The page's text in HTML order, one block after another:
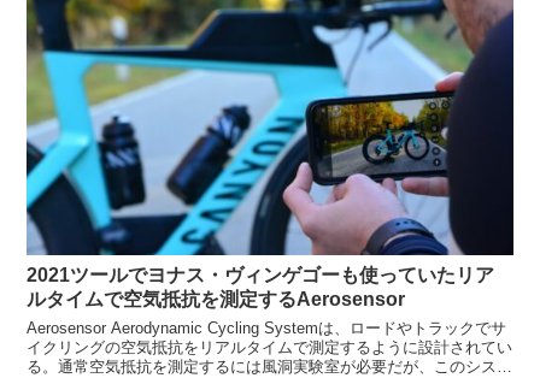
2021ツールでヨナス・ヴィンゲゴーも使っていたリア
ルタイムで空気抵抗を測定するAerosensor
Aerosensor Aerodynamic Cycling Systemは、ロードやトラックでサ
イクリングの空気抵抗をリアルタイムで測定するように設計されてい
る。通常空気抵抗を測定するには風洞実験室が必要だが、このシステ